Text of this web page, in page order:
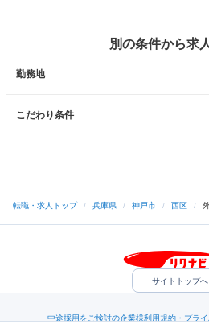
別の条件から求
勤務地
こだわり条件
転職・求人トップ / 兵庫県 / 神戸市 / 西区 /
サイトトップへ
中途採用をご検討の企業様利用規約・プラ